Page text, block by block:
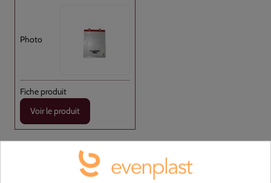
Voir le produit
100250